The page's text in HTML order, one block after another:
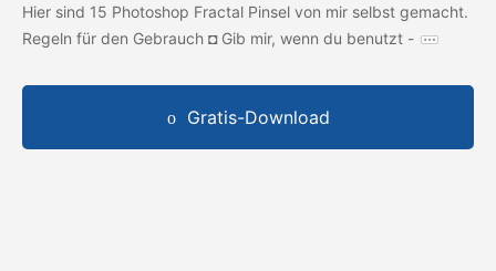
Hier sind 15 Photoshop Fractal Pinsel von mir selbst gemacht.
Regeln für den Gebrauch ◘ Gib mir, wenn du benutzt -
Gratis-Download